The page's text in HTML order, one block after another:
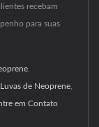
recebam
para suas
,
Luvas de Neoprene,
em Contato